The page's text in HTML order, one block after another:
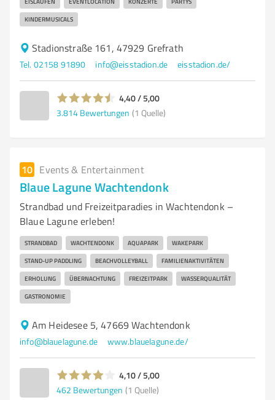
KINDERMUSICALS
Stadionstraße 161, 47929 Grefrath
Tel. 02158 91890 info@eisstadion.de eisstadion.de/
4,40 / 5,00
3.814 Bewertungen (1 Quelle)
10 Events & Entertainment
Blaue Lagune Wachtendonk
Strandbad und Freizeitparadies in Wachtendonk –
Blaue Lagune erleben!
STRANDBAD WACHTENDONK AQUAPARK WAKEPARK
STAND-UP PADDLING BEACHVOLLEYBALL FAMILIENAKTIVITÄTEN
ERHOLUNG ÜBERNACHTUNG FREIZEITPARK WASSERQUALITÄT
GASTRONOMIE
Am Heidesee 5, 47669 Wachtendonk
info@blauelagune.de www.blauelagune.de/
4,10 / 5,00
462 Bewertungen (1 Quelle)